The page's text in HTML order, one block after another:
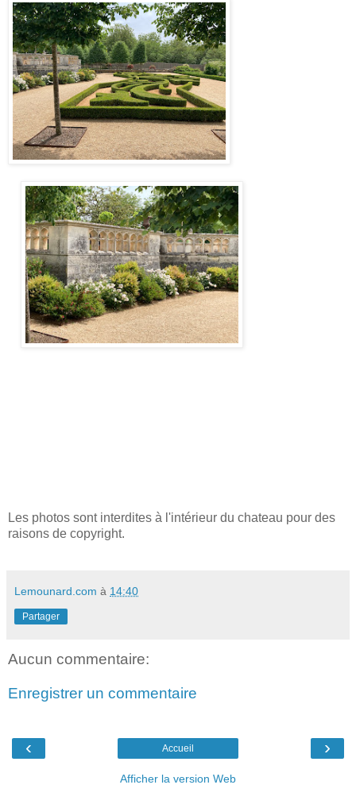
Les photos sont interdites à l'intérieur du chateau pour des
raisons de copyright.
Lemounard.com à 14:40
Partager
Aucun commentaire:
Enregistrer un commentaire
‹ ›
Accueil
Afficher la version Web